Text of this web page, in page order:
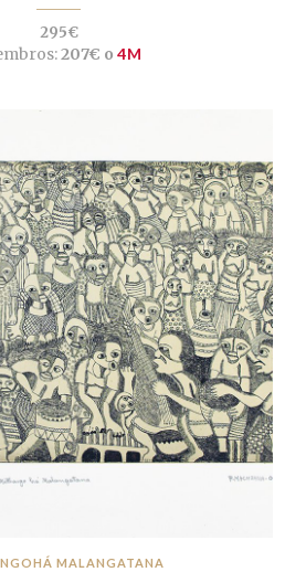
295€
207€ o 4M
MALANGATANA